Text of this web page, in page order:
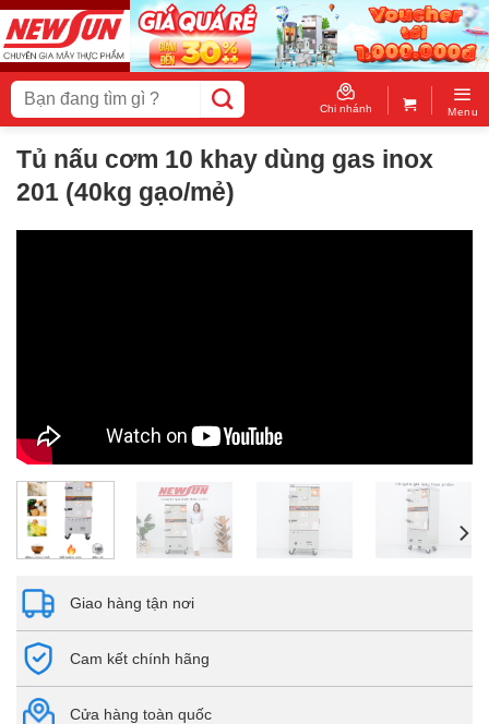
Skip
to
content
Tìm
kiếm:
Chi nhánh Menu
Tủ nấu cơm 10 khay dùng gas inox
201 (40kg gạo/mẻ)
Giao hàng tận nơi
Cam kết chính hãng
Cửa hàng toàn quốc